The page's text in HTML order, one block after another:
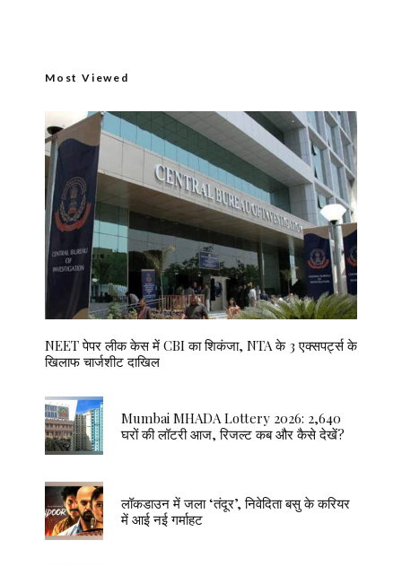
Most Viewed
NEET पेपर लीक केस में CBI का शिकंजा, NTA के 3 एक्सपर्ट्स के
खिलाफ चार्जशीट दाखिल
Mumbai MHADA Lottery 2026: 2,640
घरों की लॉटरी आज, रिजल्ट कब और कैसे देखें?
लॉकडाउन में जला ‘तंदूर’, निवेदिता बसु के करियर
में आई नई गर्माहट